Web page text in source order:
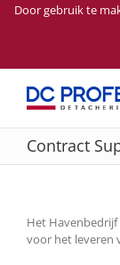
Door gebruik te
Ga
inhoud
Contract
Het Havenbedrijf
voor het leveren